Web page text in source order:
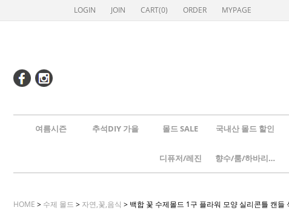
LOGIN JOIN CART(0) ORDER MYPAGE
여름시즌 추석DIY 가을 몰드 SALE 국내산 몰드 할인
디퓨저/레진 향수/룸/하바리움
HOME > 수제 몰드 > 자연,꽃,음식 > 백합 꽃 수제몰드 1구 플라워 모양 실리콘틀 캔들